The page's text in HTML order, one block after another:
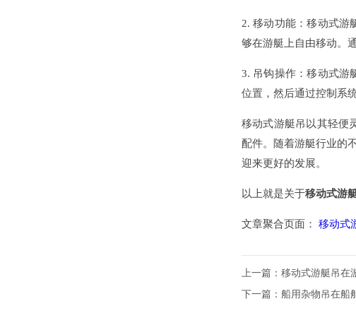
2. 移动功能：移动式游
够在游艇上自由移动。
3. 吊钩操作：移动式游
位置，然后通过控制系
移动式游艇吊以其轻便
配件。随着游艇行业的
迎来更好的发展。
以上就是关于移动式游
文章聚合页面： 移动式
上一篇： 移动式游艇吊在
下一篇： 船用杂物吊在船